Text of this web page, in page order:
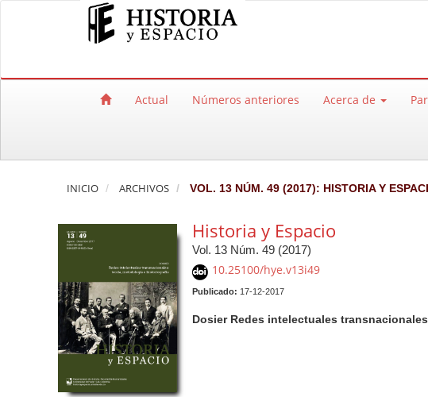
Salto rápido al contenido de la página
Navegación principal
Actual Números anteriores Acerca de
INICIO ARCHIVOS VOL. 13 NÚM. 49 (2017): HISTORIA Y
Historia y Espacio
Vol. 13 Núm. 49 (2017)
10.25100/hye.v13i49
Publicado: 17-12-2017
Dosier Redes intelectuales